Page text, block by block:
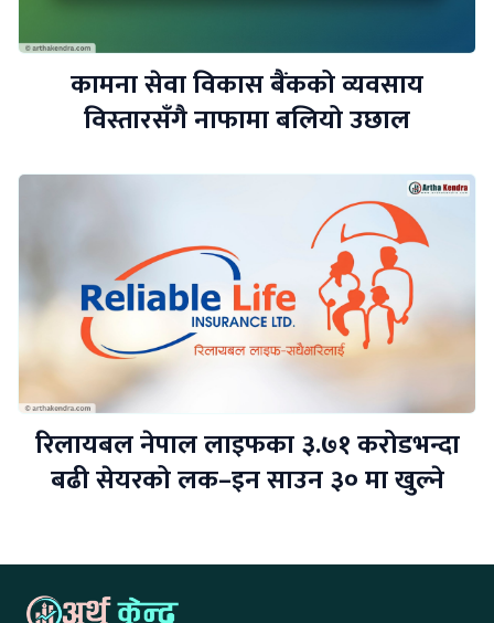
कामना सेवा विकास बैंकको व्यवसाय
विस्तारसँगै नाफामा बलियो उछाल
रिलायबल नेपाल लाइफका ३.७१ करोडभन्दा
बढी सेयरको लक–इन साउन ३० मा खुल्ने